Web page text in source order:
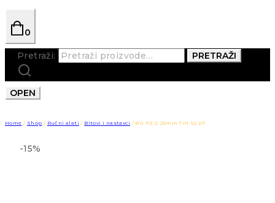
0
Pretraži: PRETRAŽI
OPEN
Home / Shop / Ručni alati / Bitovi i nastavci / Bit PZ 2; 25mm TiN S2 2/1
-15%